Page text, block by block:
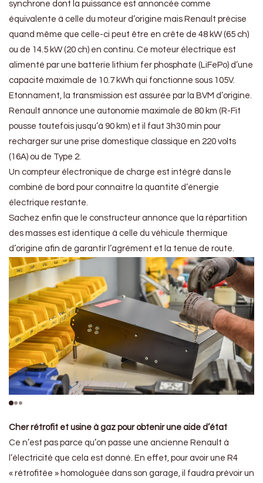
synchrone dont la puissance est annoncée comme
équivalente à celle du moteur d’origine mais Renault précise
quand même que celle-ci peut être en crête de 48 kW (65 ch)
ou de 14.5 kW (20 ch) en continu. Ce moteur électrique est
alimenté par une batterie lithium fer phosphate (LiFePo) d’une
capacité maximale de 10.7 kWh qui fonctionne sous 105V.
Etonnament, la transmission est assurée par la BVM d’origine.
Renault annonce une autonomie maximale de 80 km (R-Fit
pousse toutefois jusqu’à 90 km) et il faut 3h30 min pour
recharger sur une prise domestique classique en 220 volts
(16A) ou de Type 2.
Un compteur électronique de charge est intégré dans le
combiné de bord pour connaitre la quantité d’énergie
électrique restante.
Sachez enfin que le constructeur annonce que la répartition
des masses est identique à celle du véhicule thermique
d’origine afin de garantir l’agrément et la tenue de route.
Cher rétrofit et usine à gaz pour obtenir une aide d’état
Ce n’est pas parce qu’on passe une ancienne Renault à
l’électricité que cela est donné. En effet, pour avoir une R4
« rétrofitée » homologuée dans son garage, il faudra prévoir un